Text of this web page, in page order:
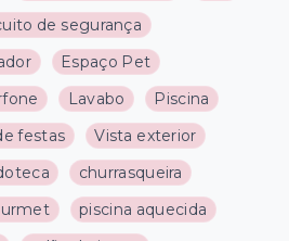
de segurança
Espaço Pet
Lavabo
Piscina
festas
Vista exterior
churrasqueira
piscina aquecida